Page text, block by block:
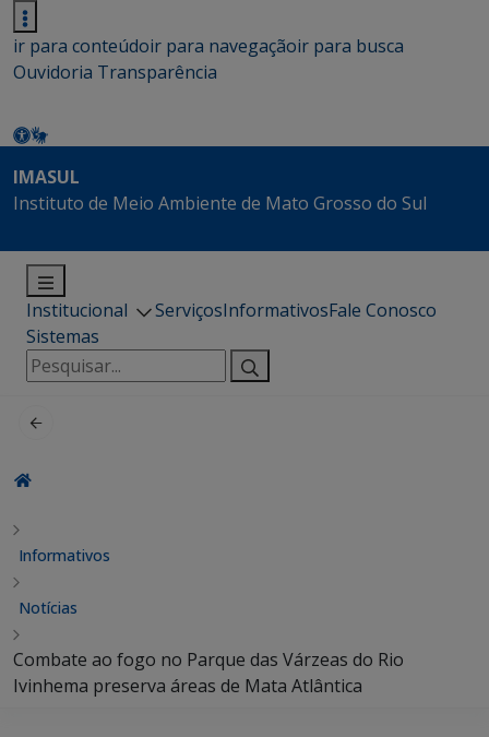
ir para conteúdoir para navegaçãoir para busca
Ouvidoria Transparência
IMASUL
Instituto de Meio Ambiente de Mato Grosso do Sul
Institucional ServiçosInformativosFale Conosco
Sistemas
Pesquisar
por:
Informativos
Notícias
Combate ao fogo no Parque das Várzeas do Rio
Ivinhema preserva áreas de Mata Atlântica